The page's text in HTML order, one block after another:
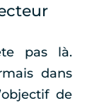
pas là.
dans
de